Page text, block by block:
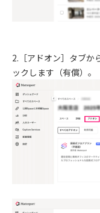
2. ［アドオン］タブか
ックします（有償）。